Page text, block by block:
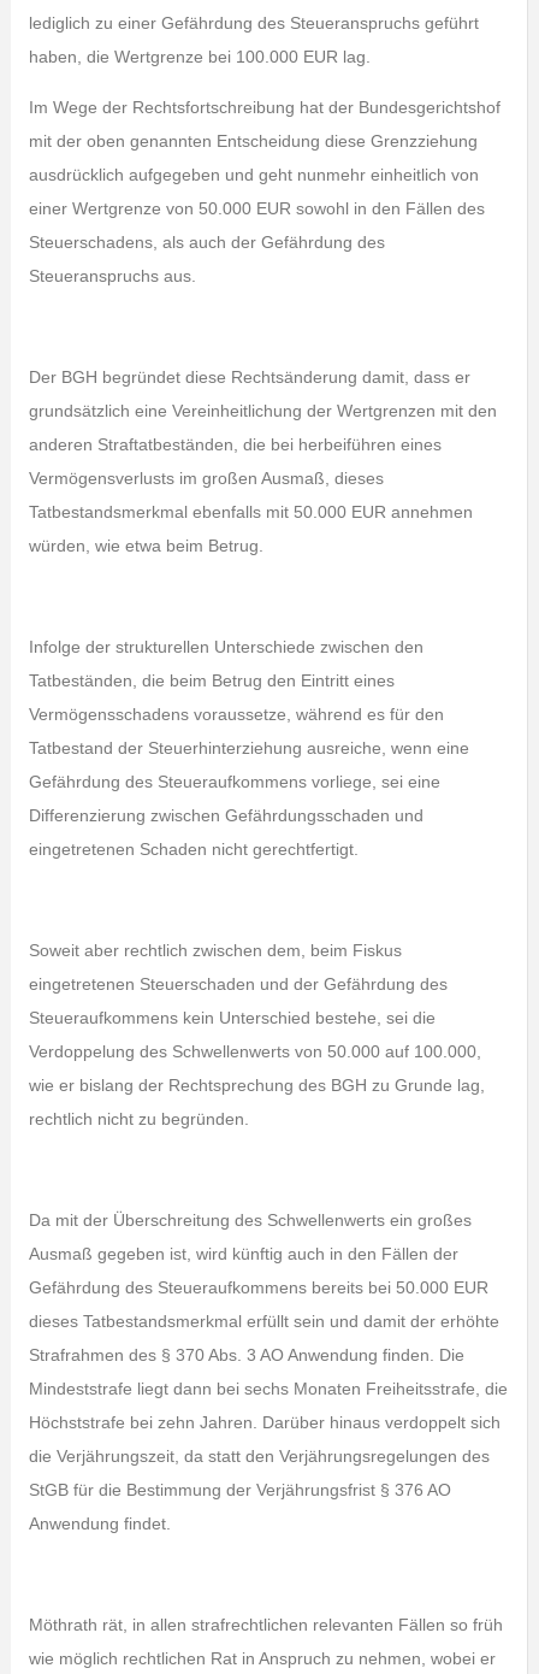
lediglich zu einer Gefährdung des Steueranspruchs geführt
haben, die Wertgrenze bei 100.000 EUR lag.
Im Wege der Rechtsfortschreibung hat der Bundesgerichtshof
mit der oben genannten Entscheidung diese Grenzziehung
ausdrücklich aufgegeben und geht nunmehr einheitlich von
einer Wertgrenze von 50.000 EUR sowohl in den Fällen des
Steuerschadens, als auch der Gefährdung des
Steueranspruchs aus.
Der BGH begründet diese Rechtsänderung damit, dass er
grundsätzlich eine Vereinheitlichung der Wertgrenzen mit den
anderen Straftatbeständen, die bei herbeiführen eines
Vermögensverlusts im großen Ausmaß, dieses
Tatbestandsmerkmal ebenfalls mit 50.000 EUR annehmen
würden, wie etwa beim Betrug.
Infolge der strukturellen Unterschiede zwischen den
Tatbeständen, die beim Betrug den Eintritt eines
Vermögensschadens voraussetze, während es für den
Tatbestand der Steuerhinterziehung ausreiche, wenn eine
Gefährdung des Steueraufkommens vorliege, sei eine
Differenzierung zwischen Gefährdungsschaden und
eingetretenen Schaden nicht gerechtfertigt.
Soweit aber rechtlich zwischen dem, beim Fiskus
eingetretenen Steuerschaden und der Gefährdung des
Steueraufkommens kein Unterschied bestehe, sei die
Verdoppelung des Schwellenwerts von 50.000 auf 100.000,
wie er bislang der Rechtsprechung des BGH zu Grunde lag,
rechtlich nicht zu begründen.
Da mit der Überschreitung des Schwellenwerts ein großes
Ausmaß gegeben ist, wird künftig auch in den Fällen der
Gefährdung des Steueraufkommens bereits bei 50.000 EUR
dieses Tatbestandsmerkmal erfüllt sein und damit der erhöhte
Strafrahmen des § 370 Abs. 3 AO Anwendung finden. Die
Mindeststrafe liegt dann bei sechs Monaten Freiheitsstrafe, die
Höchststrafe bei zehn Jahren. Darüber hinaus verdoppelt sich
die Verjährungszeit, da statt den Verjährungsregelungen des
StGB für die Bestimmung der Verjährungsfrist § 376 AO
Anwendung findet.
Möthrath rät, in allen strafrechtlichen relevanten Fällen so früh
wie möglich rechtlichen Rat in Anspruch zu nehmen, wobei er